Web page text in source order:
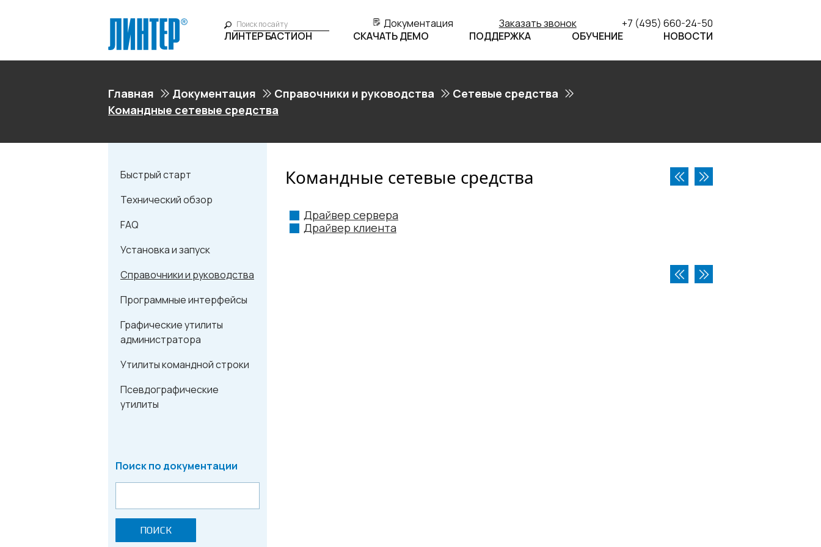
Документация Заказать звонок
+7 (495) 660-24-50
ЛИНТЕР БАСТИОН
СКАЧАТЬ ДЕМО ПОДДЕРЖКА ОБУЧЕНИЕ НОВОСТИ
Главная Документация Справочники и руководства
Сетевые средства
Командные сетевые средства
Быстрый старт
Технический обзор
FAQ
Установка и запуск
Справочники и руководства
Программные интерфейсы
Графические утилиты
администратора
Утилиты командной строки
Псевдографические
утилиты
Поиск по документации
ПОИСК
Командные сетевые средства
Драйвер сервера
Драйвер клиента